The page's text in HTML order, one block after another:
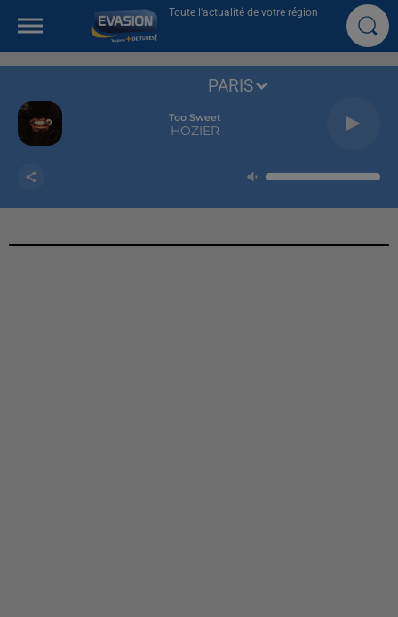
Toute l'actualité de votre région
Too Sweet
HOZIER
PARIS